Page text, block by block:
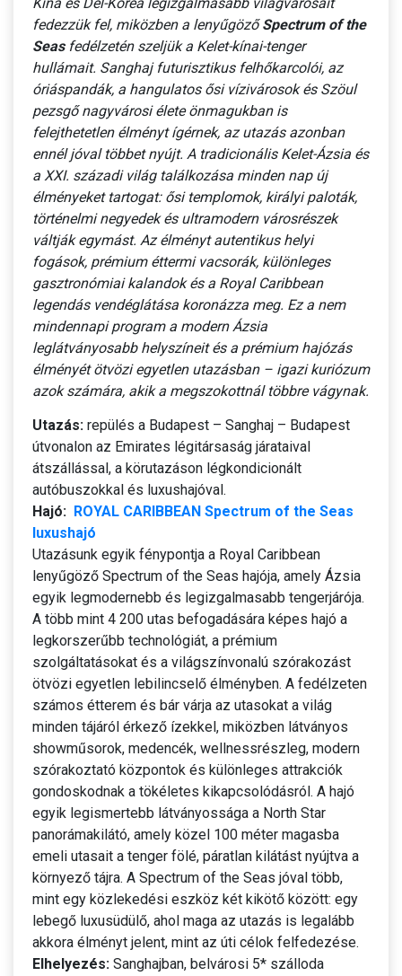
fedezzük fel, miközben a lenyűgözőSpectrum of the
Seasfedélzetén szeljük a Kelet-kínai-tenger
hullámait. Sanghaj futurisztikus felhőkarcolói, az
óriáspandák, a hangulatos ősi vízivárosok és Szöul
pezsgő nagyvárosi élete önmagukban is
felejthetetlen élményt ígérnek, az utazás azonban
ennél jóval többet nyújt. A tradicionális Kelet-Ázsia és
a XXI. századi világ találkozása minden nap új
élményeket tartogat: ősi templomok, királyi paloták,
történelmi negyedek és ultramodern városrészek
váltják egymást. Az élményt autentikus helyi
fogások, prémium éttermi vacsorák, különleges
gasztronómiai kalandok és a Royal Caribbean
legendás vendéglátása koronázza meg. Ez a nem
mindennapi program a modern Ázsia
leglátványosabb helyszíneit és a prémium hajózás
élményét ötvözi egyetlen utazásban – igazi kuriózum
azok számára, akik a megszokottnál többre vágynak.
Utazás: repülés a Budapest – Sanghaj – Budapest
útvonalon az Emirates légitársaság járataival
átszállással, a körutazáson légkondicionált
autóbuszokkal és luxushajóval.
Hajó: ROYAL CARIBBEAN Spectrum of the Seas
luxushajó
Utazásunk egyik fénypontja a Royal Caribbean
lenyűgöző Spectrum of the Seas hajója, amely Ázsia
egyik legmodernebb és legizgalmasabb tengerjárója.
A több mint 4 200 utas befogadására képes hajó a
legkorszerűbb technológiát, a prémium
szolgáltatásokat és a világszínvonalú szórakozást
ötvözi egyetlen lebilincselő élményben. A fedélzeten
számos étterem és bár várja az utasokat a világ
minden tájáról érkező ízekkel, miközben látványos
showműsorok, medencék, wellnessrészleg, modern
szórakoztató központok és különleges attrakciók
gondoskodnak a tökéletes kikapcsolódásról. A hajó
egyik legismertebb látványossága a North Star
panorámakilátó, amely közel 100 méter magasba
emeli utasait a tenger fölé, páratlan kilátást nyújtva a
környező tájra. A Spectrum of the Seas jóval több,
mint egy közlekedési eszköz két kikötő között: egy
lebegő luxusüdülő, ahol maga az utazás is legalább
akkora élményt jelent, mint az úti célok felfedezése.
Elhelyezés: Sanghajban, belvárosi 5* szálloda